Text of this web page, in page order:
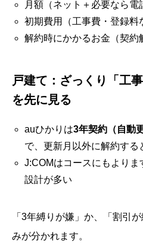
月額（ネット＋必要なら電
初期費用（工事費・登録料
解約時にかかるお金（契約
戸建て：ざっくり「工
を先に見る
auひかりは3年契約（自動
で、更新月以外に解約す
J:COMはコースにもよりま
設計が多い
「3年縛りが嫌」か、「割引
みが分かれます。